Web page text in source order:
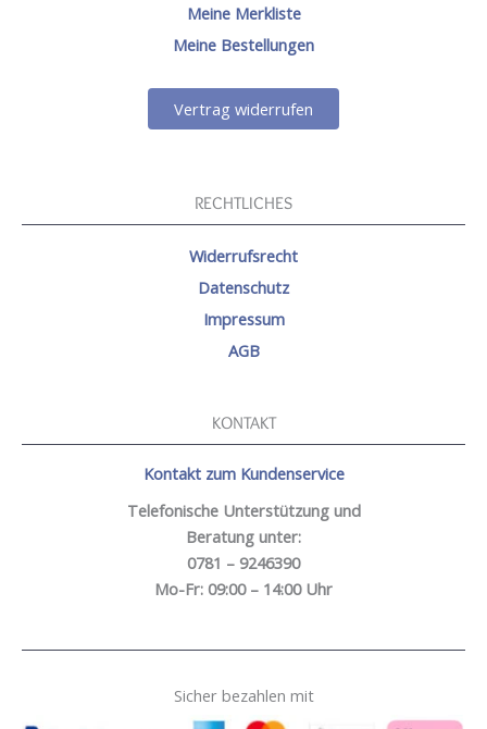
Meine Merkliste
Meine Bestellungen
Vertrag widerrufen
RECHTLICHES
Widerrufsrecht
Datenschutz
Impressum
AGB
KONTAKT
Kontakt zum Kundenservice
Telefonische Unterstützung und
Beratung unter:
0781 – 9246390
Mo-Fr: 09:00 – 14:00 Uhr
Sicher bezahlen mit